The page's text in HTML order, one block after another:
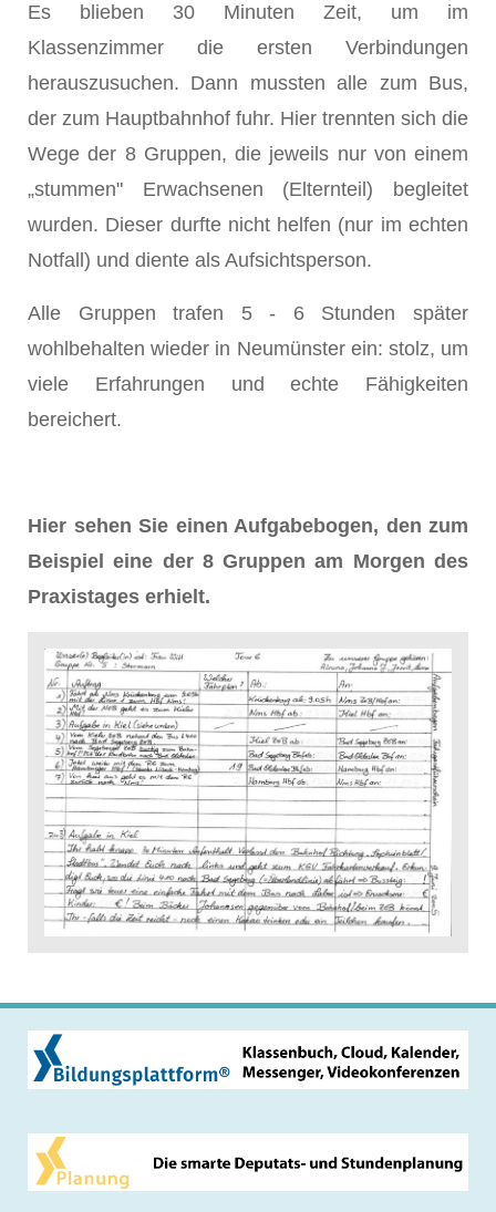
Es blieben 30 Minuten Zeit, um im
Klassenzimmer die ersten Verbindungen
herauszusuchen. Dann mussten alle zum Bus,
der zum Hauptbahnhof fuhr. Hier trennten sich die
Wege der 8 Gruppen, die jeweils nur von einem
„stummen" Erwachsenen (Elternteil) begleitet
wurden. Dieser durfte nicht helfen (nur im echten
Notfall) und diente als Aufsichtsperson.
Alle Gruppen trafen 5 - 6 Stunden später
wohlbehalten wieder in Neumünster ein: stolz, um
viele Erfahrungen und echte Fähigkeiten
bereichert.
Hier sehen Sie einen Aufgabebogen, den zum
Beispiel eine der 8 Gruppen am Morgen des
Praxistages erhielt.